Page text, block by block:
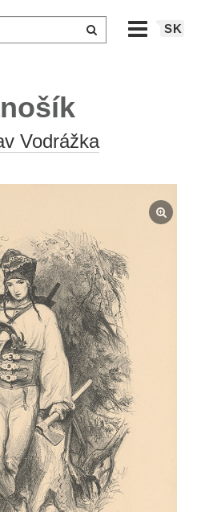
SK
Vodrážka